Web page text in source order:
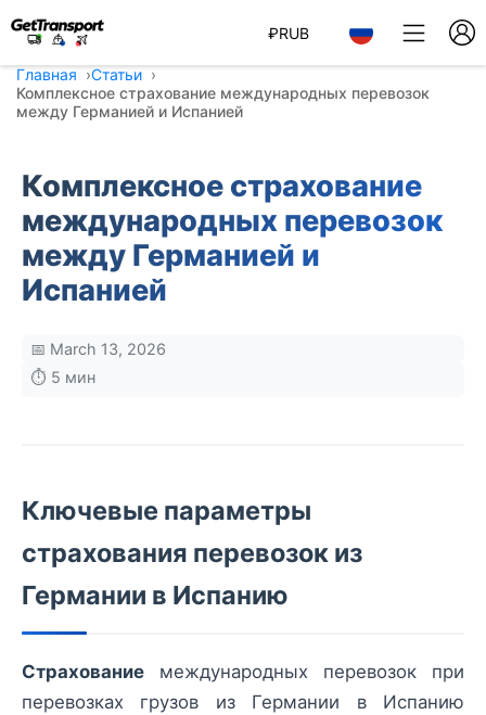
₽RUB
Главная
Статьи
Комплексное страхование международных перевозок
между Германией и Испанией
Комплексное страхование
международных перевозок
между Германией и
Испанией
📅 March 13, 2026
⏱️ 5 мин
Ключевые параметры
страхования перевозок из
Германии в Испанию
Страхование международных перевозок при
перевозках грузов из Германии в Испанию